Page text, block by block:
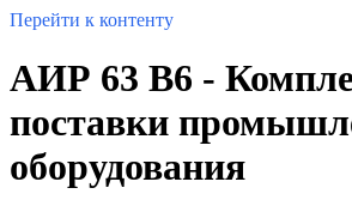
Перейти к контенту
АИР 63 B6 -
поставки
оборудования